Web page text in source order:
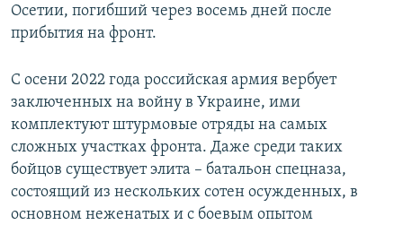
Осетии, погибший через восемь дней после
прибытия на фронт.
С осени 2022 года российская армия вербует
заключенных на войну в Украине, ими
комплектуют штурмовые отряды на самых
сложных участках фронта. Даже среди таких
бойцов существует элита – батальон спецназа,
состоящий из нескольких сотен осужденных, в
основном неженатых и с боевым опытом